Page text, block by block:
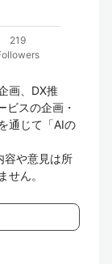
219
画、DX推
ビスの企画・
通じて「AIの
容や意見は所
せん。